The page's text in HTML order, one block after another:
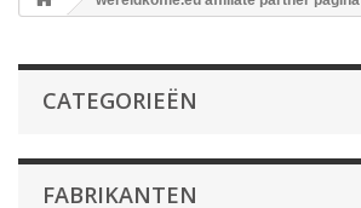
CATEGORIEËN
FABRIKANTEN